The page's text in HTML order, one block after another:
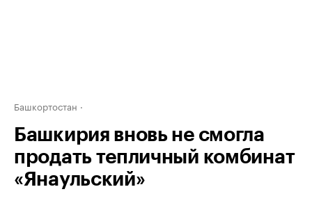
Башкортостан
Башкирия вновь не смогла
продать тепличный комбинат
«Янаульский»